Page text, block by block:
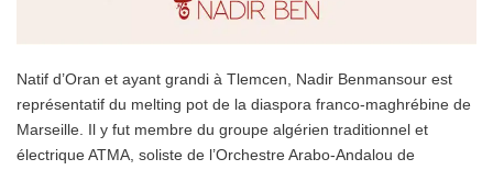
Natif d’Oran et ayant grandi à Tlemcen, Nadir Benmansour est
représentatif du melting pot de la diaspora franco-maghrébine de
Marseille. Il y fut membre du groupe algérien traditionnel et
électrique ATMA, soliste de l’Orchestre Arabo-Andalou de